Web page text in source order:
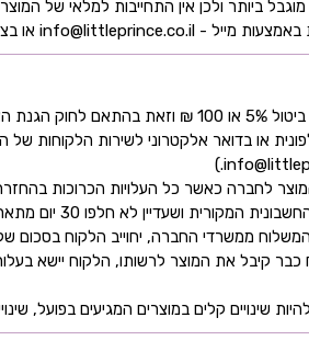
הצרכן
או בדואר אלקטרוני לשירות הלקוחות של
לחברה כאשר כל העלויות הכרוכות
ושעדיין לא חלפו 30 יום מתאריך רכישת המוצר.
ממשרדי החברה, יחוייב הלקוח בסכום של 50
קיבל את המוצר לרשותו, הלקוח יישא
שינויים קלים במוצרים המגיעים בפועל,